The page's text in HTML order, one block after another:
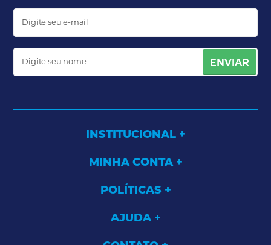
ENVIAR
INSTITUCIONAL
MINHA CONTA
POLÍTICAS
AJUDA